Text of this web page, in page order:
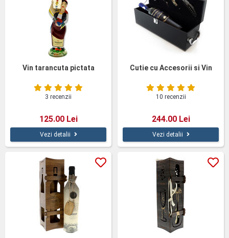
Vin tarancuta pictata
3 recenzii
125.00 Lei
Vezi detalii
Cutie cu Accesorii si Vin
10 recenzii
244.00 Lei
Vezi detalii